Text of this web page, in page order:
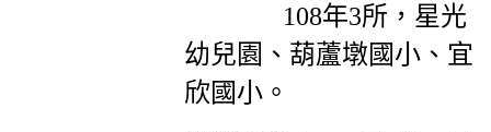
108年3所，星光
幼兒園、葫蘆墩國小、宜
欣國小。